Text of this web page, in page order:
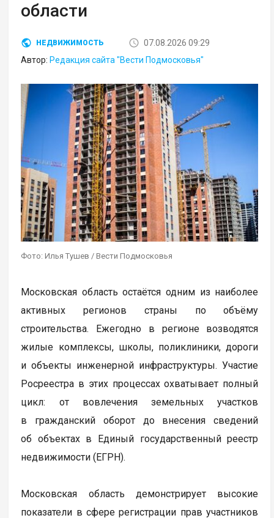
области
НЕДВИЖИМОСТЬ
07.08.2026 09:29
Автор: Редакция сайта "Вести Подмосковья"
Фото: Илья Тушев / Вести Подмосковья
Московская область остаётся одним из наиболее
активных регионов страны по объёму
строительства. Ежегодно в регионе возводятся
жилые комплексы, школы, поликлиники, дороги
и объекты инженерной инфраструктуры. Участие
Росреестра в этих процессах охватывает полный
цикл: от вовлечения земельных участков
в гражданский оборот до внесения сведений
об объектах в Единый государственный реестр
недвижимости (ЕГРН).
Московская область демонстрирует высокие
показатели в сфере регистрации прав участников